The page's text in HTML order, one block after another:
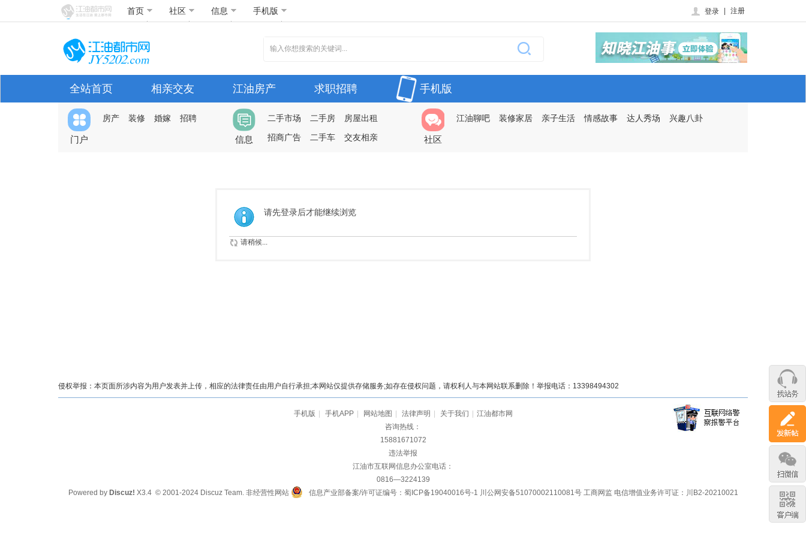
首页 社区 信息 手机版 登录 注册
全站首页 相亲交友 江油房产 求职招聘 手机版
门户
房产 装修 婚嫁 招聘
信息
二手市场 二手房
房屋出租
招商广告
二手车 交友相亲 社区
江油聊吧 装修家居 亲子生活 情感故事 达人秀场 兴趣八卦
请先登录后才能继续浏览
请稍候...
侵权举报：本页面所涉内容为用户发表并上传，相应的法律责任由用户自行承担;本网站仅提供存储服务;如存在侵权问题，请权利人与本网站联系删除！举报电话：13398494302
手机版 手机APP 网站地图 法律声明 关于我们
江油都市网
咨询热线：
15881671072
违法举报
江油市互联网信息办公室电话：
0816—3224139
Powered by Discuz! X3.4© 2001-2024 Discuz Team.非经营性网站 信息产业部备案/许可证编号：蜀ICP备19040016号-1 川公网安备51070002110081号 工商网监 电信增值业务许可证：川B2-20210021